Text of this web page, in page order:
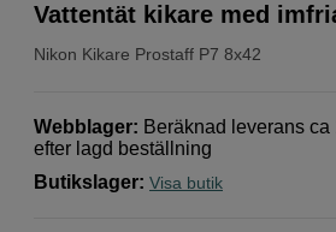
Nikon Kikare Prostaff P7 8x42
Vattentät kikare med
Webblager: Beräknad leverans
efter lagd beställning
Butikslager: Visa butik